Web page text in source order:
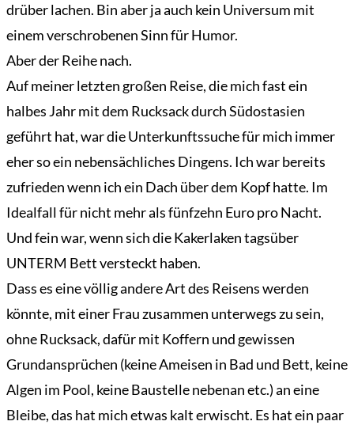
drüber lachen. Bin aber ja auch kein Universum mit
einem verschrobenen Sinn für Humor.
Aber der Reihe nach.
Auf meiner letzten großen Reise, die mich fast ein
halbes Jahr mit dem Rucksack durch Südostasien
geführt hat, war die Unterkunftssuche für mich immer
eher so ein nebensächliches Dingens. Ich war bereits
zufrieden wenn ich ein Dach über dem Kopf hatte. Im
Idealfall für nicht mehr als fünfzehn Euro pro Nacht.
Und fein war, wenn sich die Kakerlaken tagsüber
UNTERM Bett versteckt haben.
Dass es eine völlig andere Art des Reisens werden
könnte, mit einer Frau zusammen unterwegs zu sein,
ohne Rucksack, dafür mit Koffern und gewissen
Grundansprüchen (keine Ameisen in Bad und Bett, keine
Algen im Pool, keine Baustelle nebenan etc.) an eine
Bleibe, das hat mich etwas kalt erwischt. Es hat ein paar